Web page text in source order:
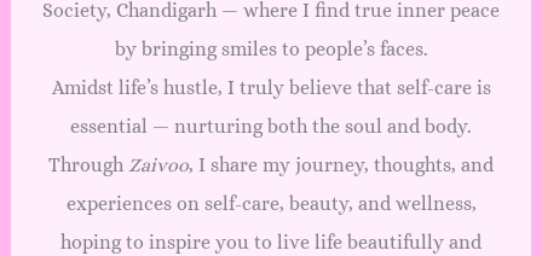
Society, Chandigarh — where I find true inner peace
by bringing smiles to people’s faces.
Amidst life’s hustle, I truly believe that self-care is
essential — nurturing both the soul and body.
Through Zaivoo, I share my journey, thoughts, and
experiences on self-care, beauty, and wellness,
hoping to inspire you to live life beautifully and